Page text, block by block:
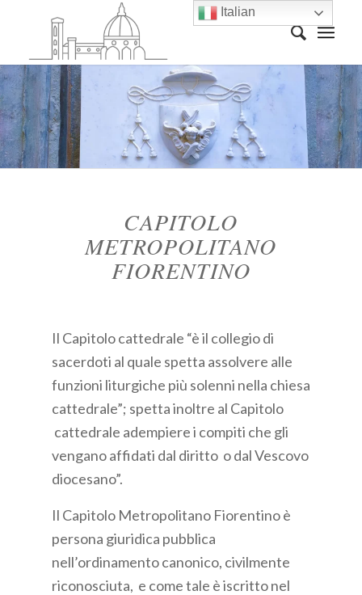
CAPITOLO
METROPOLITANO
FIORENTINO
Il Capitolo cattedrale “è il collegio di
sacerdoti al quale spetta assolvere alle
funzioni liturgiche più solenni nella chiesa
cattedrale”; spetta inoltre al Capitolo
cattedrale adempiere i compiti che gli
vengano affidati dal diritto o dal Vescovo
diocesano”.
Il Capitolo Metropolitano Fiorentino è
persona giuridica pubblica
nell’ordinamento canonico, civilmente
riconosciuta, e come tale è iscritto nel
Italian